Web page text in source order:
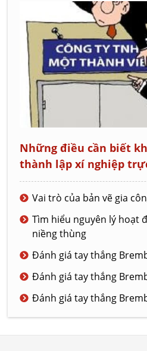
Những điều cần biết
thành lập xí nghiệp
Vai trò của bản vẽ gia
Tìm hiểu nguyên lý hoạt
niềng thùng
Đánh giá tay thắng
Đánh giá tay thắng
Đánh giá tay thắng